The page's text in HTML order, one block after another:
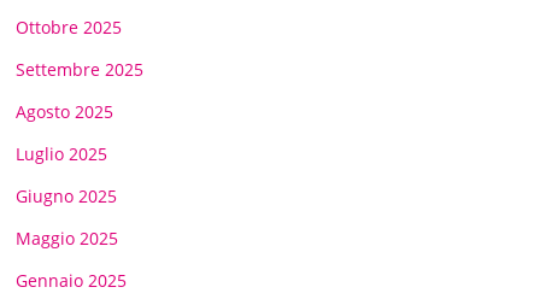
Ottobre 2025
Settembre 2025
Agosto 2025
Luglio 2025
Giugno 2025
Maggio 2025
Gennaio 2025